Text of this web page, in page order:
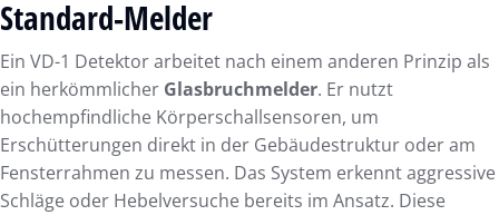
Standard-Melder
Ein VD-1 Detektor arbeitet nach einem anderen Prinzip als
ein herkömmlicher Glasbruchmelder. Er nutzt
hochempfindliche Körperschallsensoren, um
Erschütterungen direkt in der Gebäudestruktur oder am
Fensterrahmen zu messen. Das System erkennt aggressive
Schläge oder Hebelversuche bereits im Ansatz. Diese